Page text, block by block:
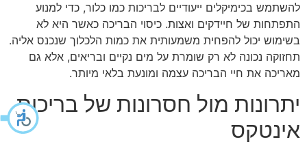
להשתמש בכימיקלים ייעודיים לבריכות כמו כלור, כדי למנוע
התפתחות של חיידקים ואצות. כיסוי הבריכה כאשר היא לא
בשימוש יכול להפחית משמעותית את כמות הלכלוך שנכנס אליה.
תחזוקה נכונה לא רק שומרת על מים נקיים ובריאים, אלא גם
מאריכה את חיי הבריכה עצמה ומונעת בלאי מיותר.
יתרונות מול חסרונות של בריכות
אינטקס